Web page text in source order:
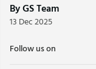
By GS Team
13 Dec 2025
Follow us on